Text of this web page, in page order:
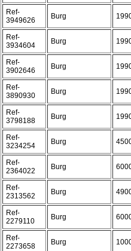
Ref-
3949626
Burg
Ref-
3934604
Burg
Ref-
3902646
Burg
Ref-
3890930
Burg
Ref-
3798188
Burg
Ref-
3234254
Burg
Ref-
2364022
Burg
Ref-
2313562
Burg
Ref-
2279110
Burg
Ref-
2273658
Burg